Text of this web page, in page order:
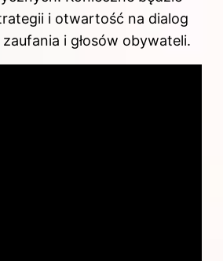
i otwartość na dialog
i głosów obywateli.